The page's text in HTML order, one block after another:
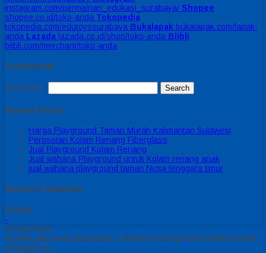
instagram.com/permainan_edukasi_surabaya/ Shopee
shopee.co.id/toko-anda Tokopedia
tokopedia.com/edutoyssurabaya Bukalapak bukalapak.com/lapak-
anda Lazada lazada.co.id/shop/toko-anda Blibli
blibli.com/merchant/toko-anda
Testimonial
Search for:
Recent Posts
Harga Playground Taman Murah Kalimantan Sulawesi
Perosotan Kolam Renang Fiberglass
Jual Playground Kolam Renang
Jual wahana Playground untuk Kolam renang anak
jual wahana playground taman Nusa tenggara timur
Recent Comments
Sidebar
-
Kontak Kami
Apabila ada yang ditanyakan, silahkan hubungi kami melalui kontak
di bawah ini.